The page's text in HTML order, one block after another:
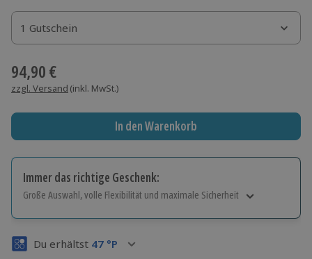
1 Gutschein
1 Gutschein
1 Gutschein
94,90 €
zzgl. Versand (inkl. MwSt.)
In den Warenkorb
Immer das richtige Geschenk:
Große Auswahl, volle Flexibilität und maximale Sicherheit
Volle Flexibilität
Du erhältst 47 °P